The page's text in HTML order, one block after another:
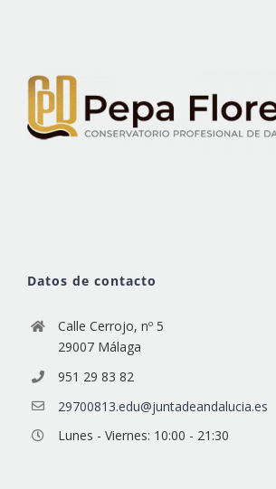
Datos de contacto
Calle Cerrojo, nº 5
29007 Málaga
951 29 83 82
29700813.edu@juntadeandalucia.es
Lunes - Viernes: 10:00 - 21:30